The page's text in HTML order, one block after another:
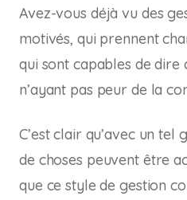
Avez-vous déjà vu des
motivés, qui prennent
qui sont capables de dire
n’ayant pas peur de la
C’est clair qu’avec un tel
de choses peuvent être
que ce style de gestion